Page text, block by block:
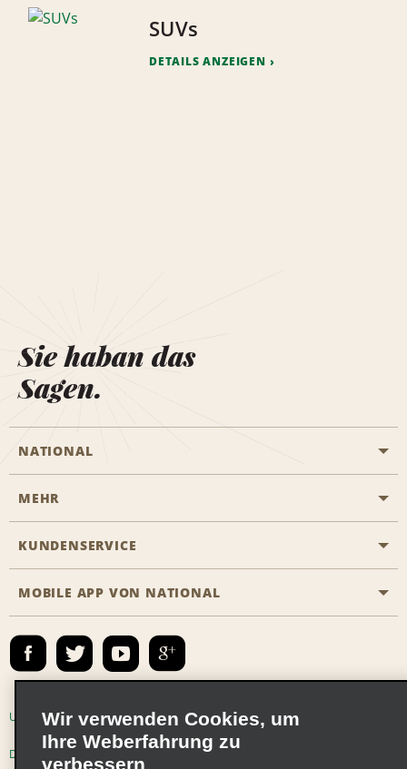
SUVs
DETAILS ANZEIGEN
Sie haban das
Sagen.
NATIONAL
Eine Reservierung vornehmen
Das Business Rental Programm
Emerald Club Anmelden
MEHR
Karriere
KUNDENSERVICE
Barrierefreiheit
Kontakt
E-Mail anmelden
MOBILE APP VON NATIONAL
Unternehmensinformationen Nutzungsbedingungen
Datenschutzrichtlinie Cookie-Richtlinie
Wir verwenden Cookies, um
Ihre Weberfahrung zu
verbessern